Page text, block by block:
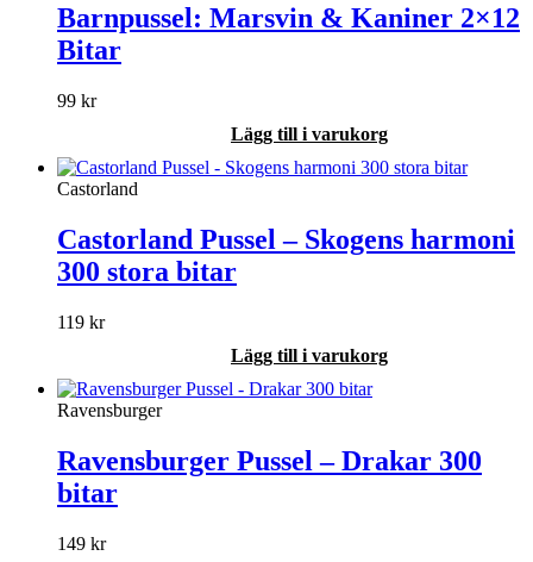
Barnpussel: Marsvin & Kaniner 2×12
Bitar
99 kr
Lägg till i varukorg
Castorland
Castorland Pussel – Skogens harmoni
300 stora bitar
119 kr
Lägg till i varukorg
Ravensburger
Ravensburger Pussel – Drakar 300
bitar
149 kr